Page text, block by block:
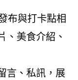
布與打卡點相
、美食介紹、
言、私訊，展